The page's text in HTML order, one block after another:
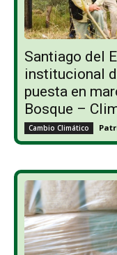
Santiago del
institucional
puesta en
Bosque –
Cambio Climático